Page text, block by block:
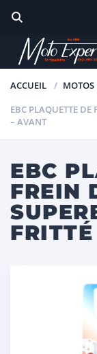
ACCUEIL
MOTOS
EBC PLAQUETTE DE
– AVANT
EBC
FREIN